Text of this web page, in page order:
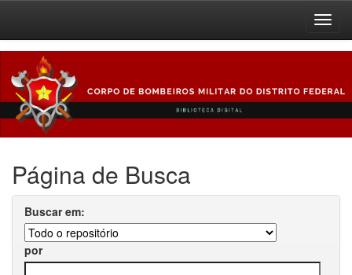
navigation
Página de Busca
Buscar em:
por